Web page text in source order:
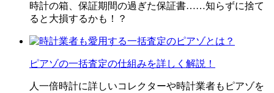
時計の箱、保証期間の過ぎた保証書……知らずに捨て
ると大損するかも！？
ピアゾの一括査定の仕組みを詳しく解説！
人一倍時計に詳しいコレクターや時計業者もピアゾを